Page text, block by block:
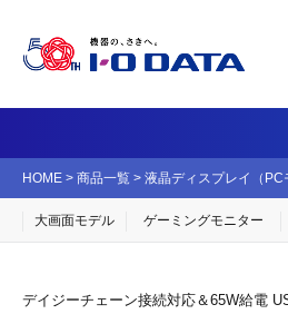
HOME > 商品一覧 > 液晶ディスプレイ（PC
大画面モデル ゲーミングモニター
デイジーチェーン接続対応＆65W給電